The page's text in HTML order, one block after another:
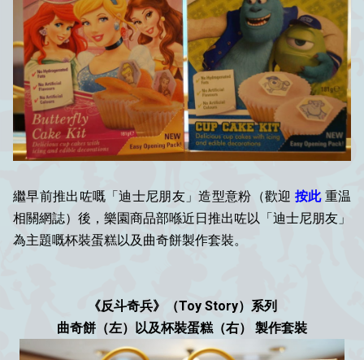
繼早前推出咗嘅「迪士尼朋友」造型意粉（歡迎 按此重温
相關網誌）後，樂園商品部喺近日推出咗以「迪士尼朋友」
為主題嘅杯裝蛋糕以及曲奇餅製作套裝。
《反斗奇兵》（Toy Story）系列
曲奇餅（左）以及杯裝蛋糕（右） 製作套裝